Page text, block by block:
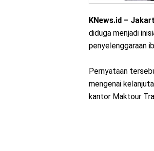
KNews.id –
diduga menjadi
penyelenggaraan
Pernyataan
mengenai
kantor Maktour